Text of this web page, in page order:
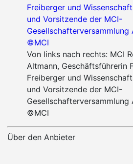
Von links nach rechts: MCI
Altmann, Geschäftsführerin
Freiberger und
und Vorsitzende der MCI-
Gesellschafterversammlung
©MCI
Über den Anbieter